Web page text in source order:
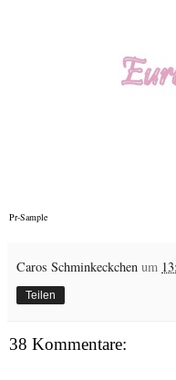
Pr-Sample
Caros Schminkeckchen um
Teilen
38 Kommentare: